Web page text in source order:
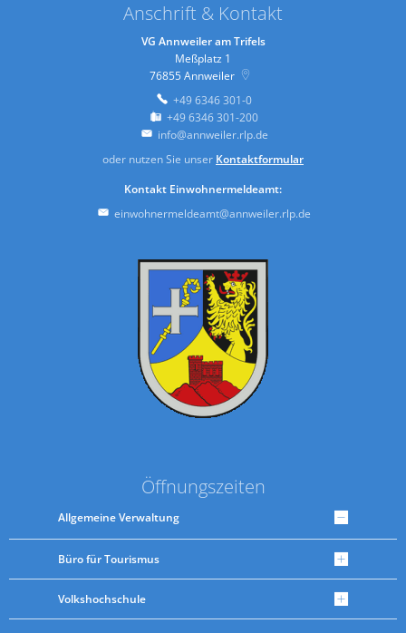
Anschrift & Kontakt
VG Annweiler am Trifels
Meßplatz 1
76855Annweiler
+49 6346 301-0
+49 6346 301-200
info@annweiler.rlp.de
oder nutzen Sie unser Kontaktformular
Kontakt Einwohnermeldeamt:
einwohnermeldeamt@annweiler.rlp.de
Öffnungszeiten
Allgemeine Verwaltung
Büro für Tourismus
Volkshochschule